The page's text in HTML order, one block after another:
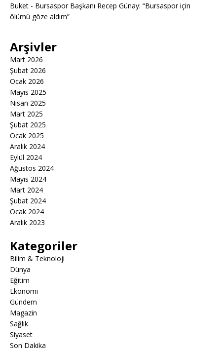
Buket - Bursaspor Başkanı Recep Günay: “Bursaspor için
ölümü göze aldım”
Arşivler
Mart 2026
Şubat 2026
Ocak 2026
Mayıs 2025
Nisan 2025
Mart 2025
Şubat 2025
Ocak 2025
Aralık 2024
Eylül 2024
Ağustos 2024
Mayıs 2024
Mart 2024
Şubat 2024
Ocak 2024
Aralık 2023
Kategoriler
Bilim & Teknoloji
Dünya
Eğitim
Ekonomi
Gündem
Magazin
Sağlık
Siyaset
Son Dakika